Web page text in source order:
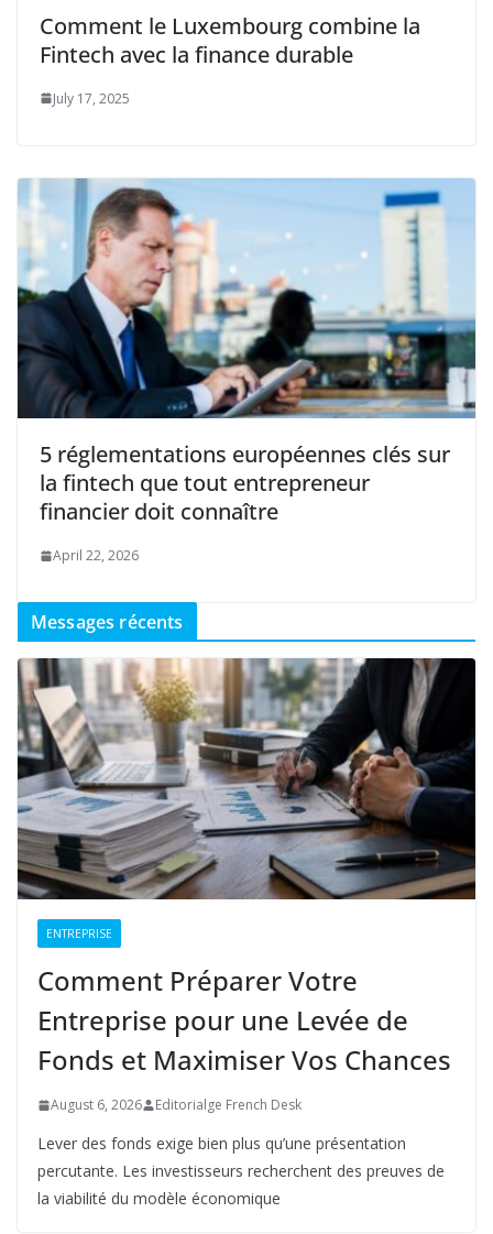
Comment le Luxembourg combine la
Fintech avec la finance durable
July 17, 2025
5 réglementations européennes clés sur
la fintech que tout entrepreneur
financier doit connaître
April 22, 2026
Messages récents
ENTREPRISE
Comment Préparer Votre
Entreprise pour une Levée de
Fonds et Maximiser Vos Chances
August 6, 2026 Editorialge French Desk
Lever des fonds exige bien plus qu’une présentation
percutante. Les investisseurs recherchent des preuves de
la viabilité du modèle économique